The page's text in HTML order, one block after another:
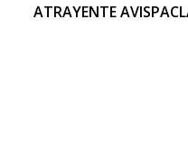
ATRAYENTE